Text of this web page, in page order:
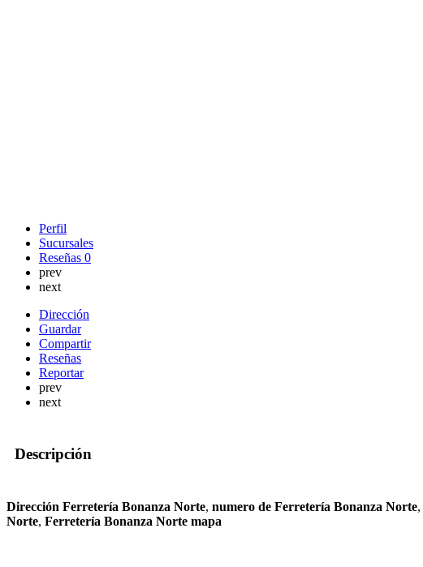
Perfil
Sucursales
Reseñas 0
prev
next
Dirección
Guardar
Compartir
Reseñas
Reportar
prev
next
Descripción
Dirección Ferretería Bonanza Norte, numero de Ferretería Bonanza Norte,
Norte, Ferretería Bonanza Norte mapa